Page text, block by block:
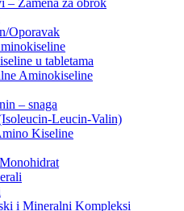
– Zamena za obrok
Oporavak
u tabletama
Aminokiseline
– snaga
Leucin-Valin)
Kiseline
i Mineralni Kompleksi